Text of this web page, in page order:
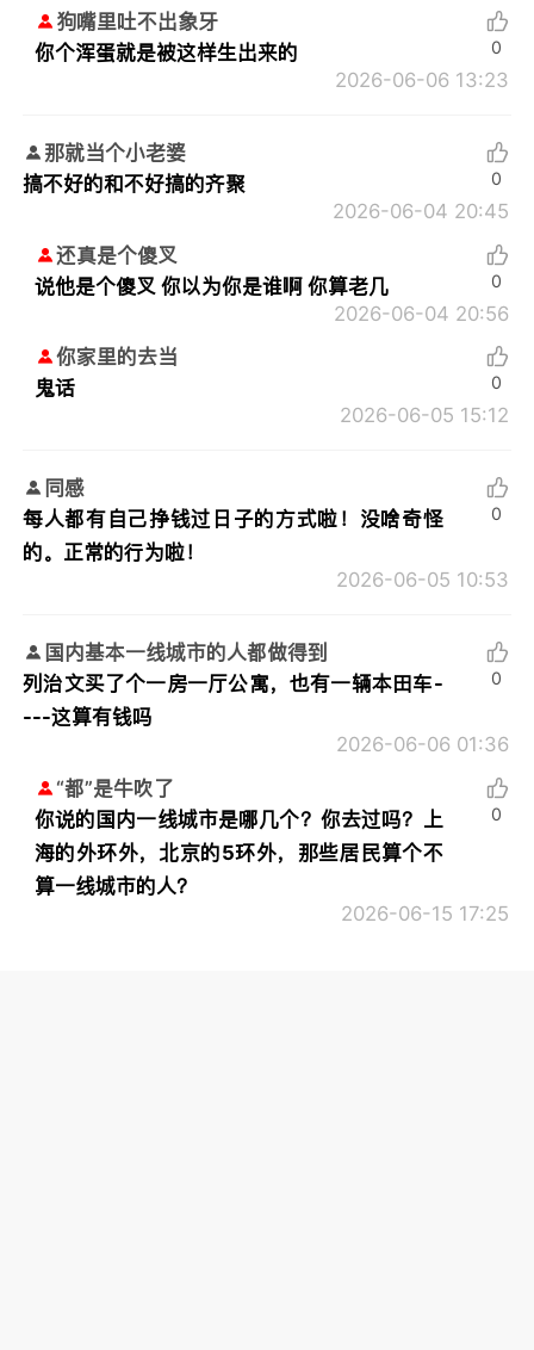
狗嘴里吐不出象牙
你个浑蛋就是被这样生出来的
2026-06-06 13:23
0
那就当个小老婆
搞不好的和不好搞的齐聚
2026-06-04 20:45
0
还真是个傻叉
说他是个傻叉 你以为你是谁啊 你算老几
2026-06-04 20:56
0
你家里的去当
鬼话
2026-06-05 15:12
0
同感
每人都有自己挣钱过日子的方式啦！没啥奇怪
的。正常的行为啦！
2026-06-05 10:53
0
国内基本一线城市的人都做得到
列治文买了个一房一厅公寓，也有一辆本田车-
---这算有钱吗
2026-06-06 01:36
0
“都”是牛吹了
你说的国内一线城市是哪几个？你去过吗？上
海的外环外，北京的5环外，那些居民算个不
算一线城市的人？
2026-06-15 17:25
0